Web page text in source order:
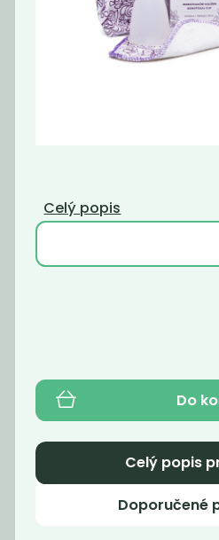
Kartáč na
sklenice
Celý popis
Do
Celý popis
Doporučené